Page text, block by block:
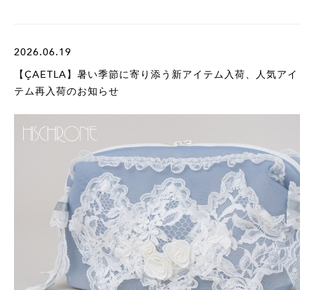
2026.06.19
【ÇAETLA】暑い季節に寄り添う新アイテム入荷、人気アイ
テム再入荷のお知らせ